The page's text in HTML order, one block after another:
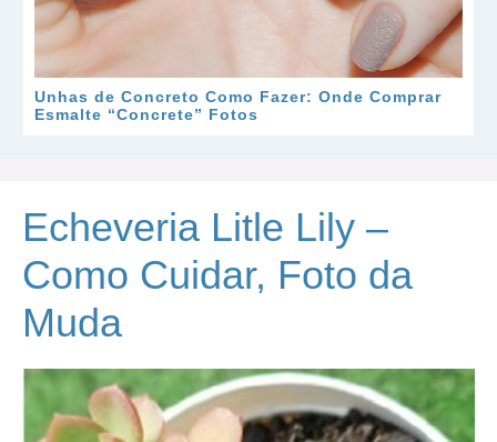
Unhas de Concreto Como Fazer: Onde Comprar
Esmalte “Concrete” Fotos
Echeveria Litle Lily –
Como Cuidar, Foto da
Muda